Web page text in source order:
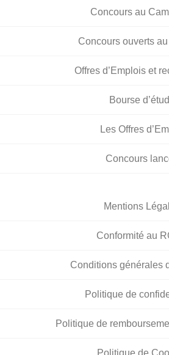
Concours au
Concours ouverts au
Offres d’Emplois et
Bourse
Les Offres
Concours
Mentions
Conformité au
Conditions générales
Politique de
Politique de